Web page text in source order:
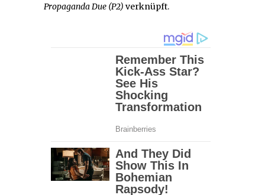
Propaganda Due (P2) verknüpft.